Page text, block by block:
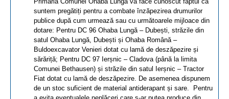
suntem pregătiți pentru a combate înzăpezirea drumurilor
publice după cum urmează sau cu următoarele mijloace din
dotare: Pentru DC 96 Ohaba Lungă – Dubești, străzile din
satul Ohaba Lungă, Dubești și Ohaba Română –
Buldoexcavator Venieri dotat cu lamă de deszăpezire și
sărăriță; Pentru DC 97 Ierșnic – Cladova (până la limita
Comunei Bethausen) și străzile din satul Ierșnic – Tractor
Fiat dotat cu lamă de deszăpezire. De asemenea dispunem
de un stoc suficient de material antiderapant și sare. Pentru